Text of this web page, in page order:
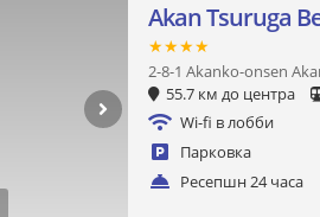
Akan Tsuruga
★★★★
2-8-1 Akanko-onsen
55.7 км до центра
Wi-fi в лобби
Парковка
Ресепшн 24 часа